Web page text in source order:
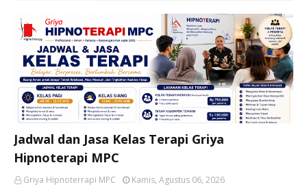
Jadwal dan Jasa Kelas Terapi Griya
Hipnoterapi MPC
Griya Hipnoterrapi MPC
Kamis, Agustus 06, 2026